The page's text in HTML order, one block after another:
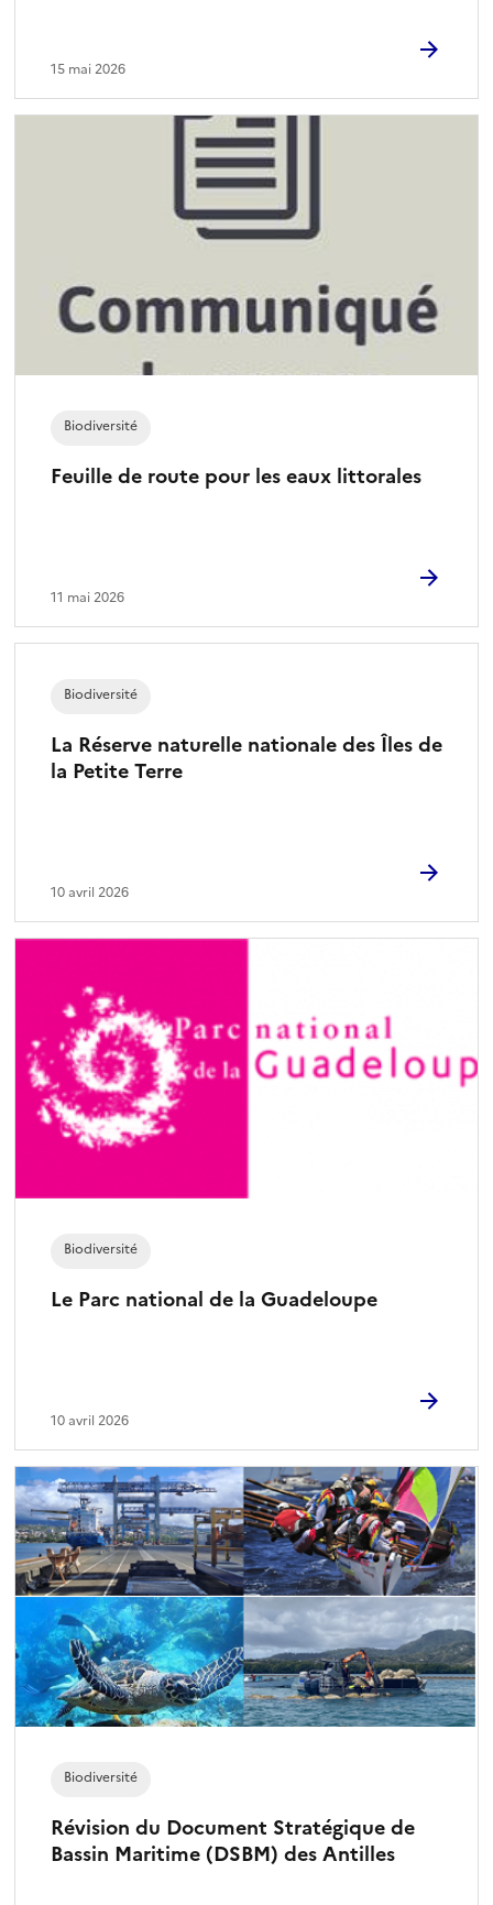
15 mai 2026
Feuille de route pour les eaux littorales
Biodiversité
11 mai 2026
La Réserve naturelle nationale des Îles de
la Petite Terre
Biodiversité
10 avril 2026
Le Parc national de la Guadeloupe
Biodiversité
10 avril 2026
Révision du Document Stratégique de
Bassin Maritime (DSBM) des Antilles
Biodiversité